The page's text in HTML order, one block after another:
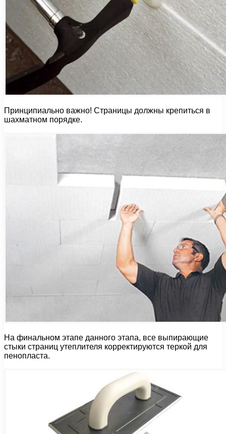
Принципиально важно! Страницы должны крепиться в
шахматном порядке.
На финальном этапе данного этапа, все выпирающие
стыки страниц утеплителя корректируются теркой для
пенопласта.